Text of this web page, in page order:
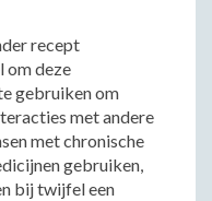
recept
om deze
gebruiken om
met andere
met chronische
gebruiken,
bij twijfel een